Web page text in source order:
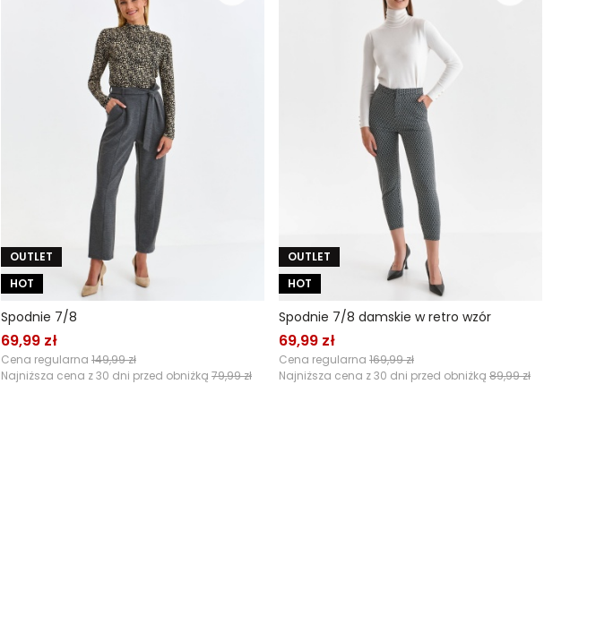
OUTLET
HOT
Spodnie 7/8
69,99 zł
Cena regularna 149,99 zł
Najniższa cena z 30 dni przed obniżką 79,99 zł
OUTLET
HOT
Spodnie 7/8 damskie w retro wzór
69,99 zł
Cena regularna 169,99 zł
Najniższa cena z 30 dni przed obniżką 89,99 zł